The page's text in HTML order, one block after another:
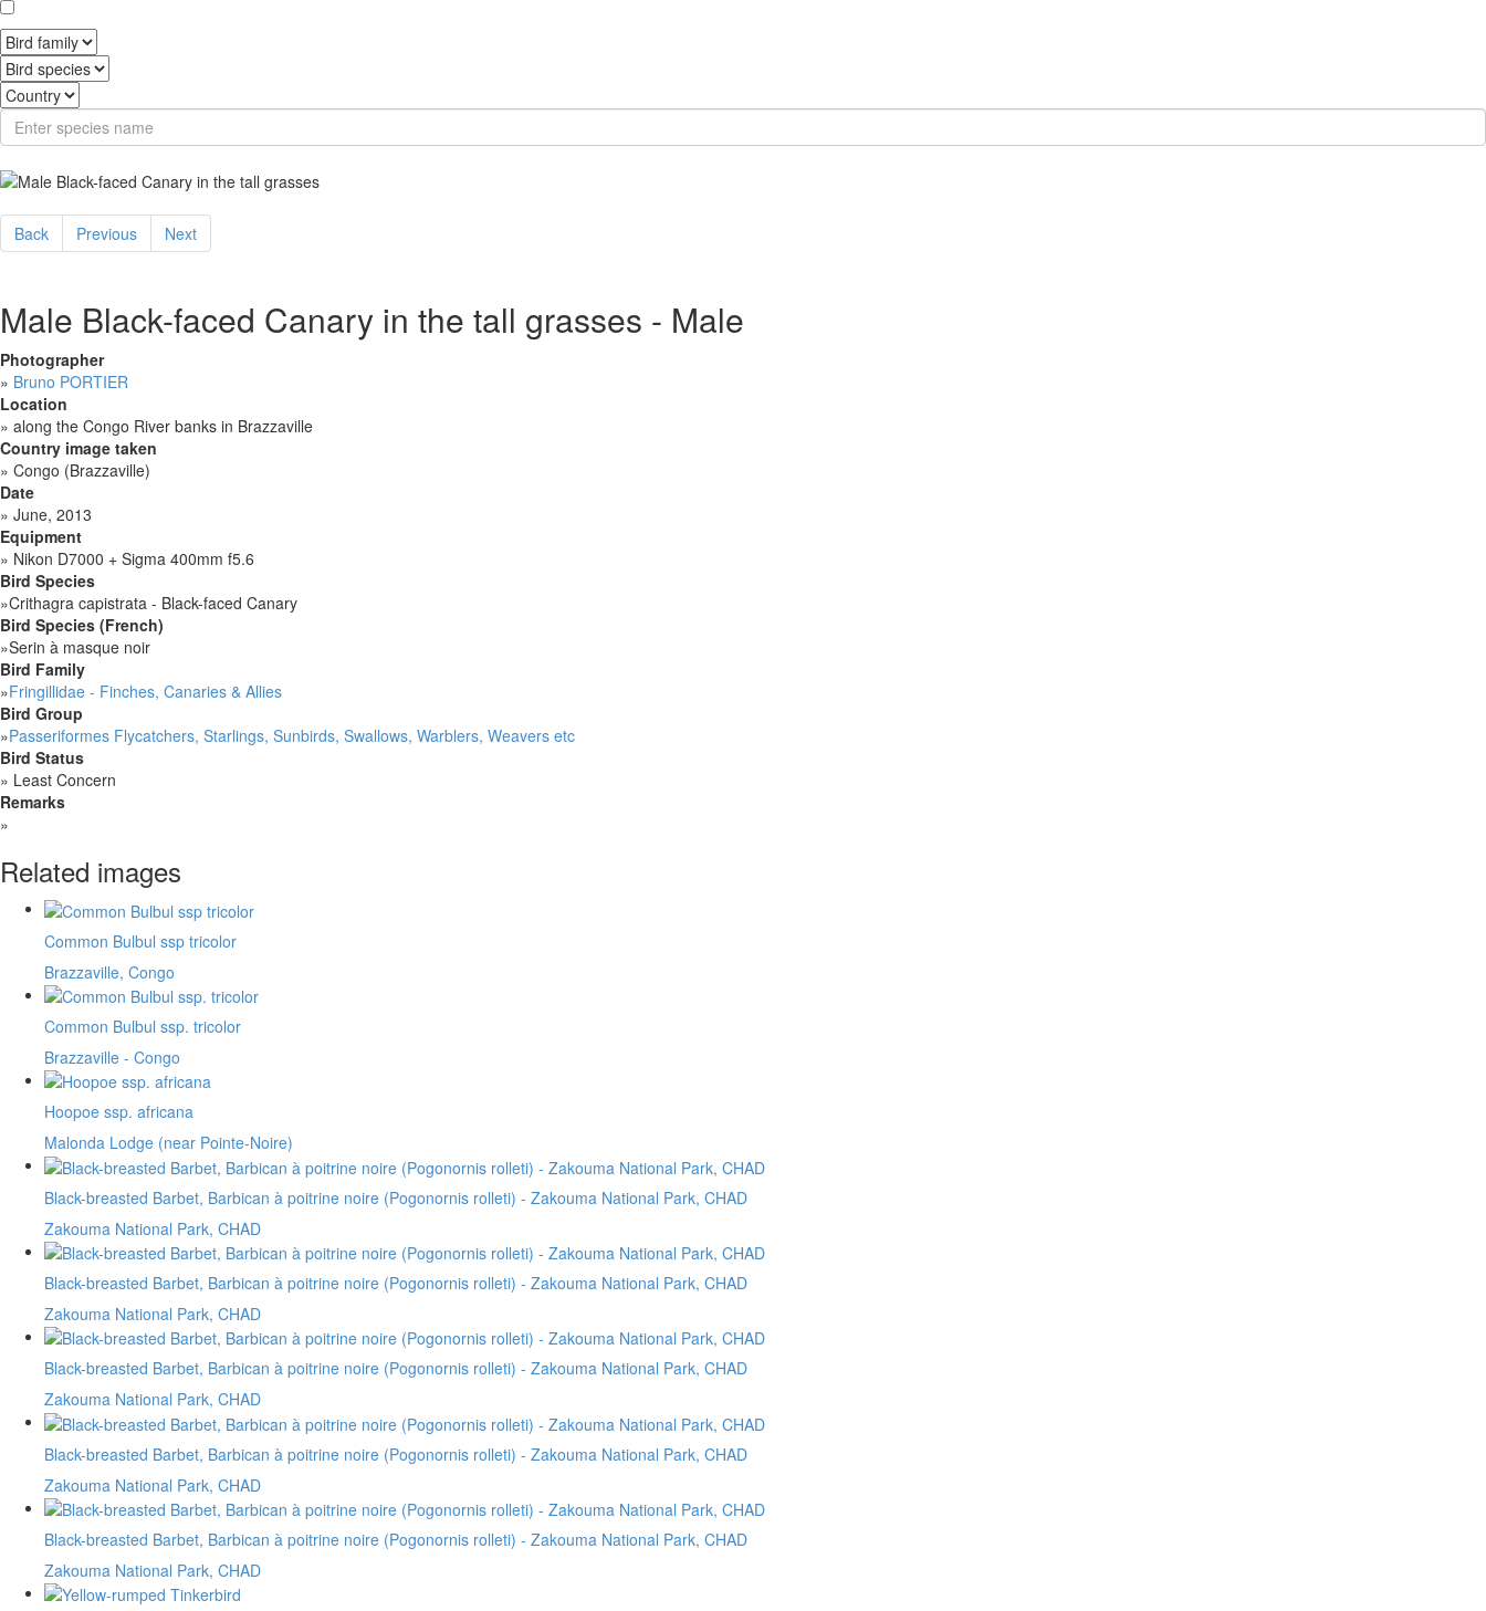
Back Previous Next
Male Black-faced Canary in the tall grasses - Male
Photographer
» Bruno PORTIER
Location
» along the Congo River banks in Brazzaville
Country image taken
» Congo (Brazzaville)
Date
» June, 2013
Equipment
» Nikon D7000 + Sigma 400mm f5.6
Bird Species
»Crithagra capistrata - Black-faced Canary
Bird Species (French)
»Serin à masque noir
Bird Family
»Fringillidae - Finches, Canaries & Allies
Bird Group
»Passeriformes Flycatchers, Starlings, Sunbirds, Swallows, Warblers, Weavers etc
Bird Status
» Least Concern
Remarks
»
Related images
Common Bulbul ssp tricolor
Brazzaville, Congo
Common Bulbul ssp. tricolor
Brazzaville - Congo
Hoopoe ssp. africana
Malonda Lodge (near Pointe-Noire)
Black-breasted Barbet, Barbican à poitrine noire (Pogonornis rolleti) - Zakouma National Park, CHAD
Zakouma National Park, CHAD
Black-breasted Barbet, Barbican à poitrine noire (Pogonornis rolleti) - Zakouma National Park, CHAD
Zakouma National Park, CHAD
Black-breasted Barbet, Barbican à poitrine noire (Pogonornis rolleti) - Zakouma National Park, CHAD
Zakouma National Park, CHAD
Black-breasted Barbet, Barbican à poitrine noire (Pogonornis rolleti) - Zakouma National Park, CHAD
Zakouma National Park, CHAD
Black-breasted Barbet, Barbican à poitrine noire (Pogonornis rolleti) - Zakouma National Park, CHAD
Zakouma National Park, CHAD